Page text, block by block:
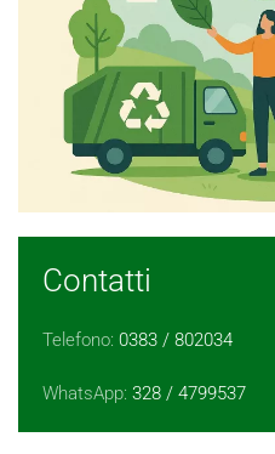
Contatti
Telefono: 0383 / 802034
WhatsApp: 328 / 4799537